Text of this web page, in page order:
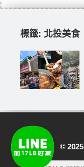
標籤: 北投美食
© 2025